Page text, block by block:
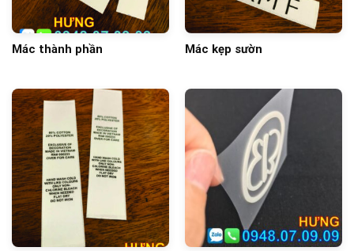
Mác thành phần Mác kẹp sườn